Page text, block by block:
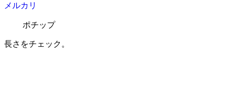
メルカリ
ポチップ
長さをチェック。